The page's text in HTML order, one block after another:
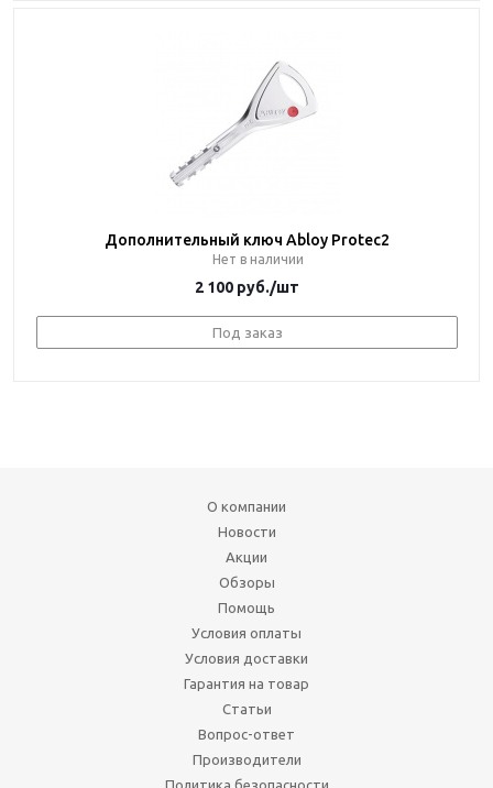
Дополнительный ключ Abloy Protec2
Нет в наличии
2 100 руб./шт
Под заказ
О компании
Новости
Акции
Обзоры
Помощь
Условия оплаты
Условия доставки
Гарантия на товар
Статьи
Вопрос-ответ
Производители
Политика безопасности